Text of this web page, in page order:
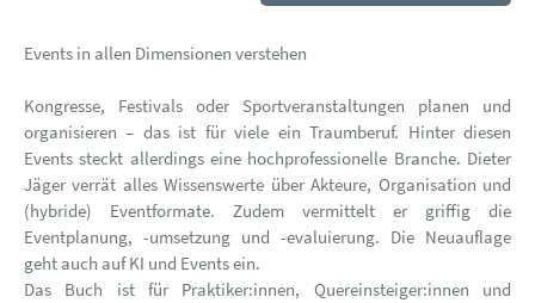
Events in allen Dimensionen verstehen
Kongresse, Festivals oder Sportveranstaltungen planen und
organisieren – das ist für viele ein Traumberuf. Hinter diesen
Events steckt allerdings eine hochprofessionelle Branche. Dieter
Jäger verrät alles Wissenswerte über Akteure, Organisation und
(hybride) Eventformate. Zudem vermittelt er griffig die
Eventplanung, -umsetzung und -evaluierung. Die Neuauflage
geht auch auf KI und Events ein.
Das Buch ist für Praktiker:innen, Quereinsteiger:innen und